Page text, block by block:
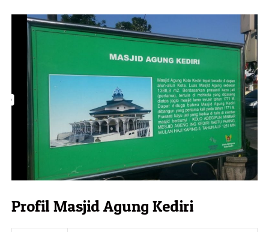
Profil Masjid Agung Kediri